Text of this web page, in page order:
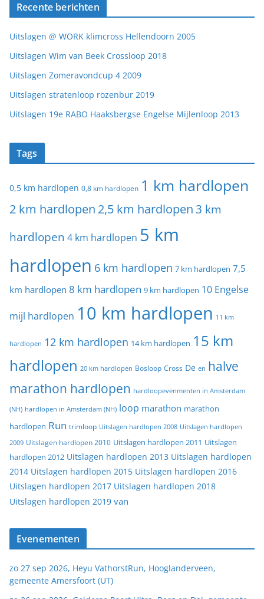
Recente berichten
Uitslagen @ WORK klimcross Hellendoorn 2005
Uitslagen Wim van Beek Crossloop 2018
Uitslagen Zomeravondcup 4 2009
Uitslagen stratenloop rozenbur 2019
Uitslagen 19e RABO Haaksbergse Engelse Mijlenloop 2013
Tags
0,5 km hardlopen 0,8 km hardlopen 1 km hardlopen
2 km hardlopen 2,5 km hardlopen 3 km
hardlopen 4 km hardlopen 5 km
hardlopen 6 km hardlopen 7 km hardlopen 7,5
km hardlopen 8 km hardlopen 9 km hardlopen 10 Engelse
mijl hardlopen 10 km hardlopen 11 km
hardlopen 12 km hardlopen 14 km hardlopen 15 km
hardlopen 20 km hardlopen Bosloop Cross De en halve
marathon hardlopen hardloopevenmenten in Amsterdam
(NH) hardlopen in Amsterdam (NH) loop marathon marathon
hardlopen Run trimloop Uitslagen hardlopen 2008 Uitslagen hardlopen
2009 Uitslagen hardlopen 2010 Uitslagen hardlopen 2011 Uitslagen
hardlopen 2012 Uitslagen hardlopen 2013 Uitslagen hardlopen
2014 Uitslagen hardlopen 2015 Uitslagen hardlopen 2016
Uitslagen hardlopen 2017 Uitslagen hardlopen 2018
Uitslagen hardlopen 2019 van
Evenementen
zo 27 sep 2026, Heyu VathorstRun, Hooglanderveen,
gemeente Amersfoort (UT)